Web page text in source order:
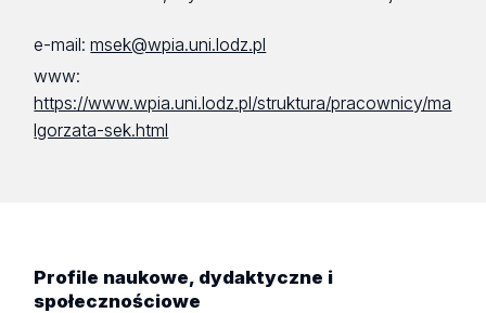
e-mail:msek@wpia.uni.lodz.pl
www:
https://www.wpia.uni.lodz.pl/struktura/pracownicy/ma
lgorzata-sek.html
Profile naukowe, dydaktyczne i
społecznościowe